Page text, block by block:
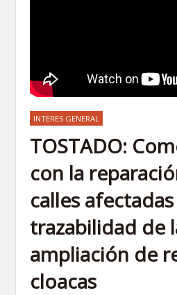
INTERES GENERAL
TOSTADO:
con la
calles
trazabilidad de
ampliación de
cloacas